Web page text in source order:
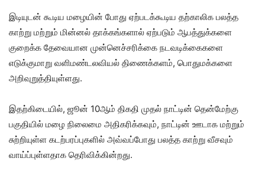
இடியுடன் கூடிய மழையின் போது ஏற்படக்கூடிய தற்காலிக பலத்த
காற்று மற்றும் மின்னல் தாக்கங்களால் ஏற்படும் ஆபத்துக்களை
குறைக்க தேவையான முன்னெச்சரிக்கை நடவடிக்கைகளை
எடுக்குமாறு வளிமண்டலவியல் திணைக்களம், பொதுமக்களை
அறிவுறுத்தியுள்ளது.
இதற்கிடையில், ஜூன் 10ஆம் திகதி முதல் நாட்டின் தென்மேற்கு
பகுதியில் மழை நிலைமை அதிகரிக்கவும், நாட்டின் ஊடாக மற்றும்
சுற்றியுள்ள கடற்பரப்புகளில் அவ்வப்போது பலத்த காற்று வீசவும்
வாய்ப்புள்ளதாக தெரிவிக்கின்றது.